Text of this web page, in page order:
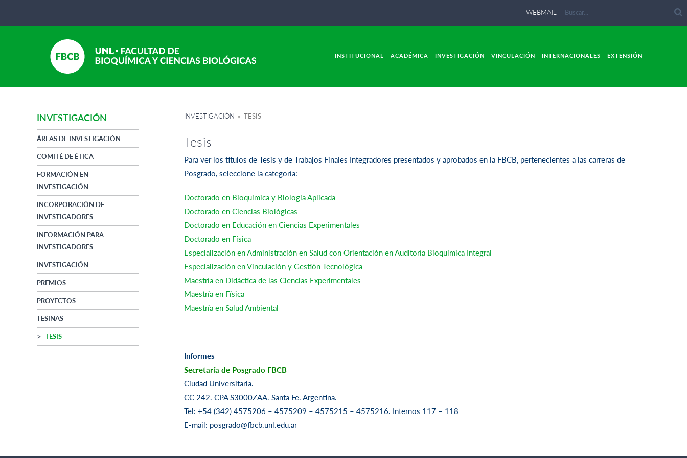
WEBMAIL
INSTITUCIONAL ACADÉMICA INVESTIGACIÓN VINCULACIÓN INTERNACIONALES EXTENSIÓN
INVESTIGACIÓN
ÁREAS DE INVESTIGACIÓN
COMITÉ DE ÉTICA
FORMACIÓN EN
INVESTIGACIÓN
INCORPORACIÓN DE
INVESTIGADORES
INFORMACIÓN PARA
INVESTIGADORES
INVESTIGACIÓN
PREMIOS
PROYECTOS
TESINAS
TESIS
INVESTIGACIÓN » TESIS
Tesis
Para ver los títulos de Tesis y de Trabajos Finales Integradores presentados y aprobados en la FBCB, pertenecientes a las carreras de
Posgrado, seleccione la categoría:
Doctorado en Bioquímica y Biología Aplicada
Doctorado en Ciencias Biológicas
Doctorado en Educación en Ciencias Experimentales
Doctorado en Física
Especialización en Administración en Salud con Orientación en Auditoría Bioquímica Integral
Especialización en Vinculación y Gestión Tecnológica
Maestría en Didáctica de las Ciencias Experimentales
Maestría en Física
Maestría en Salud Ambiental
Informes
Secretaría de Posgrado FBCB
Ciudad Universitaria.
CC 242. CPA S3000ZAA. Santa Fe. Argentina.
Tel: +54 (342) 4575206 – 4575209 – 4575215 – 4575216. Internos 117 – 118
E-mail: posgrado@fbcb.unl.edu.ar